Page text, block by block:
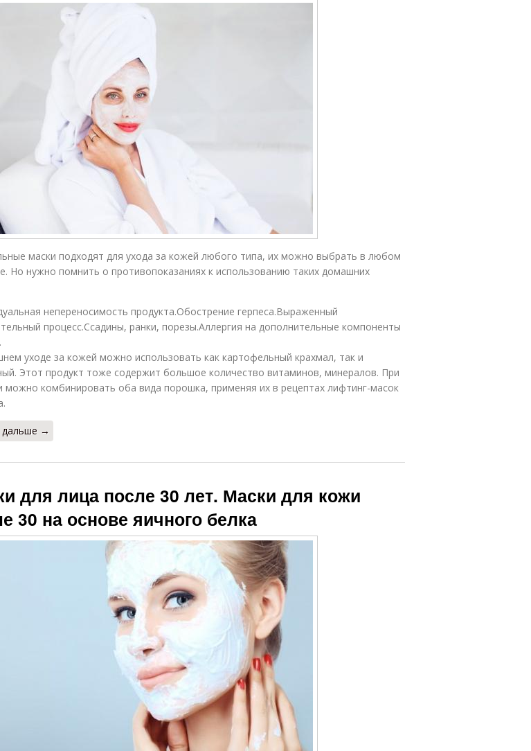
маски подходят для ухода за кожей любого типа, их можно выбрать в любом
Но нужно помнить о противопоказаниях к использованию таких домашних
непереносимость продукта.Обострение герпеса.Выраженный
процесс.Ссадины, ранки, порезы.Аллергия на дополнительные компоненты
уходе за кожей можно использовать как картофельный крахмал, так и
Этот продукт тоже содержит большое количество витаминов, минералов. При
можно комбинировать оба вида порошка, применяя их в рецептах лифтинг-масок
дальше →
для лица после 30 лет. Маски для кожи
30 на основе яичного белка